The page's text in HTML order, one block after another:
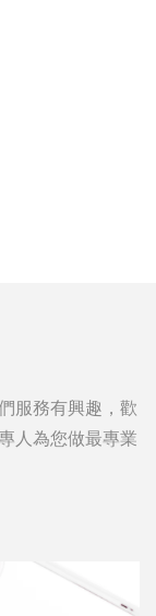
服務有興趣，歡
人為您做最專業